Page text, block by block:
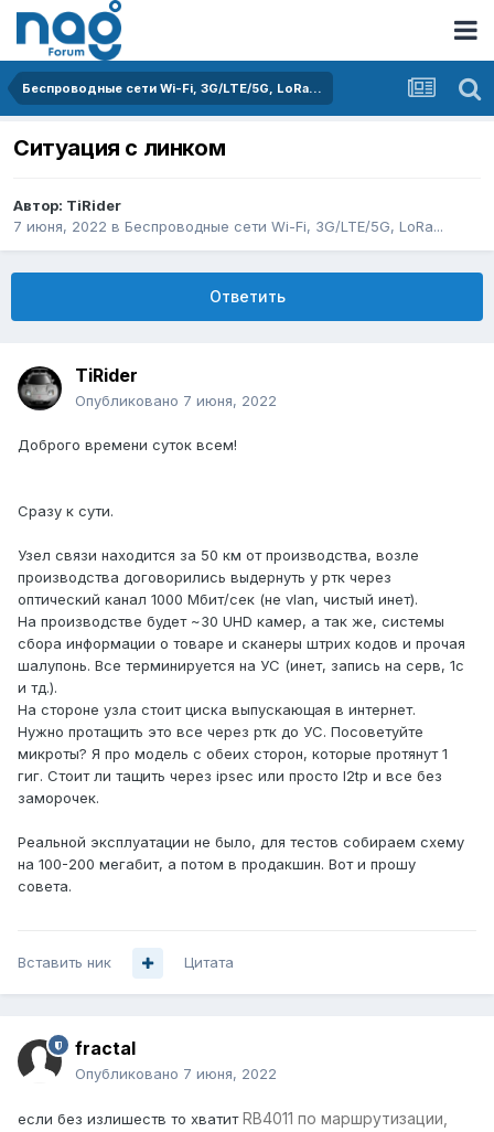
Беспроводные сети Wi-Fi, 3G/LTE/5G, LoRa...
Ситуация с линком
Автор: TiRider
7 июня, 2022 в Беспроводные сети Wi-Fi, 3G/LTE/5G, LoRa...
Ответить
TiRider
Опубликовано 7 июня, 2022
Доброго времени суток всем!
Сразу к сути.
Узел связи находится за 50 км от производства, возле
производства договорились выдернуть у ртк через
оптический канал 1000 Мбит/сек (не vlan, чистый инет).
На производстве будет ~30 UHD камер, а так же, системы
сбора информации о товаре и сканеры штрих кодов и прочая
шалупонь. Все терминируется на УС (инет, запись на серв, 1с
и тд.).
На стороне узла стоит циска выпускающая в интернет.
Нужно протащить это все через ртк до УС. Посоветуйте
микроты? Я про модель с обеих сторон, которые протянут 1
гиг. Стоит ли тащить через ipsec или просто l2tp и все без
заморочек.
Реальной эксплуатации не было, для тестов собираем схему
на 100-200 мегабит, а потом в продакшин. Вот и прошу
совета.
Вставить ник Цитата
fractal
Опубликовано 7 июня, 2022
если без излишеств то хватитRB4011 по маршрутизации,